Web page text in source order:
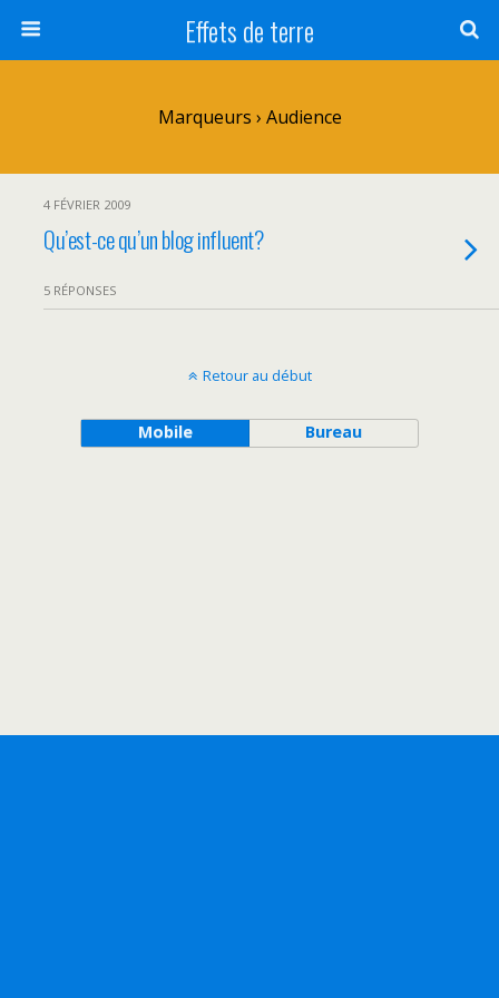
Effets de terre
Marqueurs › Audience
4 FÉVRIER 2009
Qu’est-ce qu’un blog influent?
5 RÉPONSES
Retour au début
Mobile Bureau